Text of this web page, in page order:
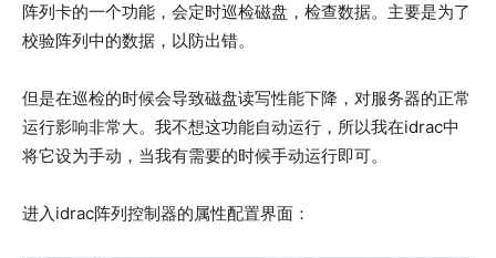
阵列卡的一个功能，会定时巡检磁盘，检查数据。主要是为了
校验阵列中的数据，以防出错。
但是在巡检的时候会导致磁盘读写性能下降，对服务器的正常
运行影响非常大。我不想这功能自动运行，所以我在idrac中
将它设为手动，当我有需要的时候手动运行即可。
进入idrac阵列控制器的属性配置界面：